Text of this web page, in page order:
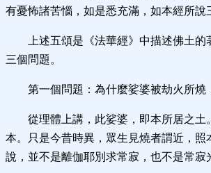
有憂怖諸苦惱，如是悉充滿，如本經所說
上述五頌是《法華經》中描述佛土
三個問題。
第一個問題：為什麼娑婆被劫火所燒
從理體上講，此娑婆，即本所居之土
本。只是今昔時異，眾生見燒者謂近，照
說，並不是離伽耶別求常寂，也不是常寂